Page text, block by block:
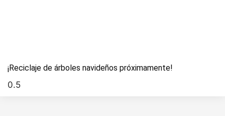
¡Reciclaje de árboles navideños próximamente!